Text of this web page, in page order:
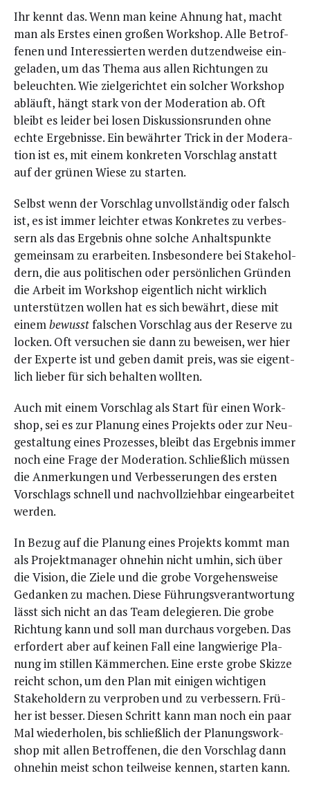
Ihr kennt das. Wenn man kei­ne Ahnung hat, macht
man als Ers­tes einen gro­ßen Work­shop. Alle Betrof­
fe­nen und Inter­es­sier­ten wer­den dut­zend­wei­se ein­
ge­la­den, um das The­ma aus allen Rich­tun­gen zu
beleuch­ten. Wie ziel­ge­rich­tet ein sol­cher Work­shop
abläuft, hängt stark von der Mode­ra­ti­on ab. Oft
bleibt es lei­der bei losen Dis­kus­si­ons­run­den ohne
ech­te Ergeb­nis­se. Ein bewähr­ter Trick in der Mode­ra­
ti­on ist es, mit einem kon­kre­ten Vor­schlag anstatt
auf der grü­nen Wie­se zu starten.
Selbst wenn der Vor­schlag unvoll­stän­dig oder falsch
ist, es ist immer leich­ter etwas Kon­kre­tes zu ver­bes­
sern als das Ergeb­nis ohne sol­che Anhalts­punk­te
gemein­sam zu erar­bei­ten. Ins­be­son­de­re bei Stake­hol­
dern, die aus poli­ti­schen oder per­sön­li­chen Grün­den
die Arbeit im Work­shop eigent­lich nicht wirk­lich
unter­stüt­zen wol­len hat es sich bewährt, die­se mit
einembewusstfal­schen Vor­schlag aus der Reser­ve zu
locken. Oft ver­su­chen sie dann zu bewei­sen, wer hier
der Exper­te ist und geben damit preis, was sie eigent­
lich lie­ber für sich behal­ten wollten.
Auch mit einem Vor­schlag als Start für einen Work­
shop, sei es zur Pla­nung eines Pro­jekts oder zur Neu­
ge­stal­tung eines Pro­zes­ses, bleibt das Ergeb­nis immer
noch eine Fra­ge der Mode­ra­ti­on. Schließ­lich müs­sen
die Anmer­kun­gen und Ver­bes­se­run­gen des ers­ten
Vor­schlags schnell und nach­voll­zieh­bar ein­ge­ar­bei­tet
werden.
In Bezug auf die Pla­nung eines Pro­jekts kommt man
als Pro­jekt­ma­na­ger ohne­hin nicht umhin, sich über
die Visi­on, die Zie­le und die gro­be Vor­ge­hens­wei­se
Gedan­ken zu machen. Die­se Füh­rungs­ver­ant­wor­tung
lässt sich nicht an das Team dele­gie­ren. Die gro­be
Rich­tung kann und soll man durch­aus vor­ge­ben. Das
erfor­dert aber auf kei­nen Fall eine lang­wie­ri­ge Pla­
nung im stil­len Käm­mer­chen. Eine ers­te gro­be Skiz­ze
reicht schon, um den Plan mit eini­gen wich­ti­gen
Stake­hol­dern zu ver­pro­ben und zu ver­bes­sern. Frü­
her ist bes­ser. Die­sen Schritt kann man noch ein paar
Mal wie­der­ho­len, bis schließ­lich der Pla­nungs­work­
shop mit allen Betrof­fe­nen, die den Vor­schlag dann
ohne­hin meist schon teil­wei­se ken­nen, star­ten kann.